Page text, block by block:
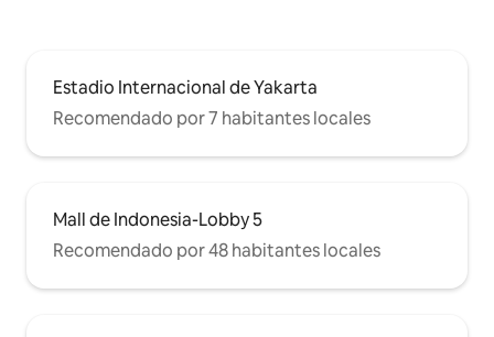
Estadio Internacional de Yakarta
Recomendado por 7 habitantes locales
Mall de Indonesia-Lobby 5
Recomendado por 48 habitantes locales